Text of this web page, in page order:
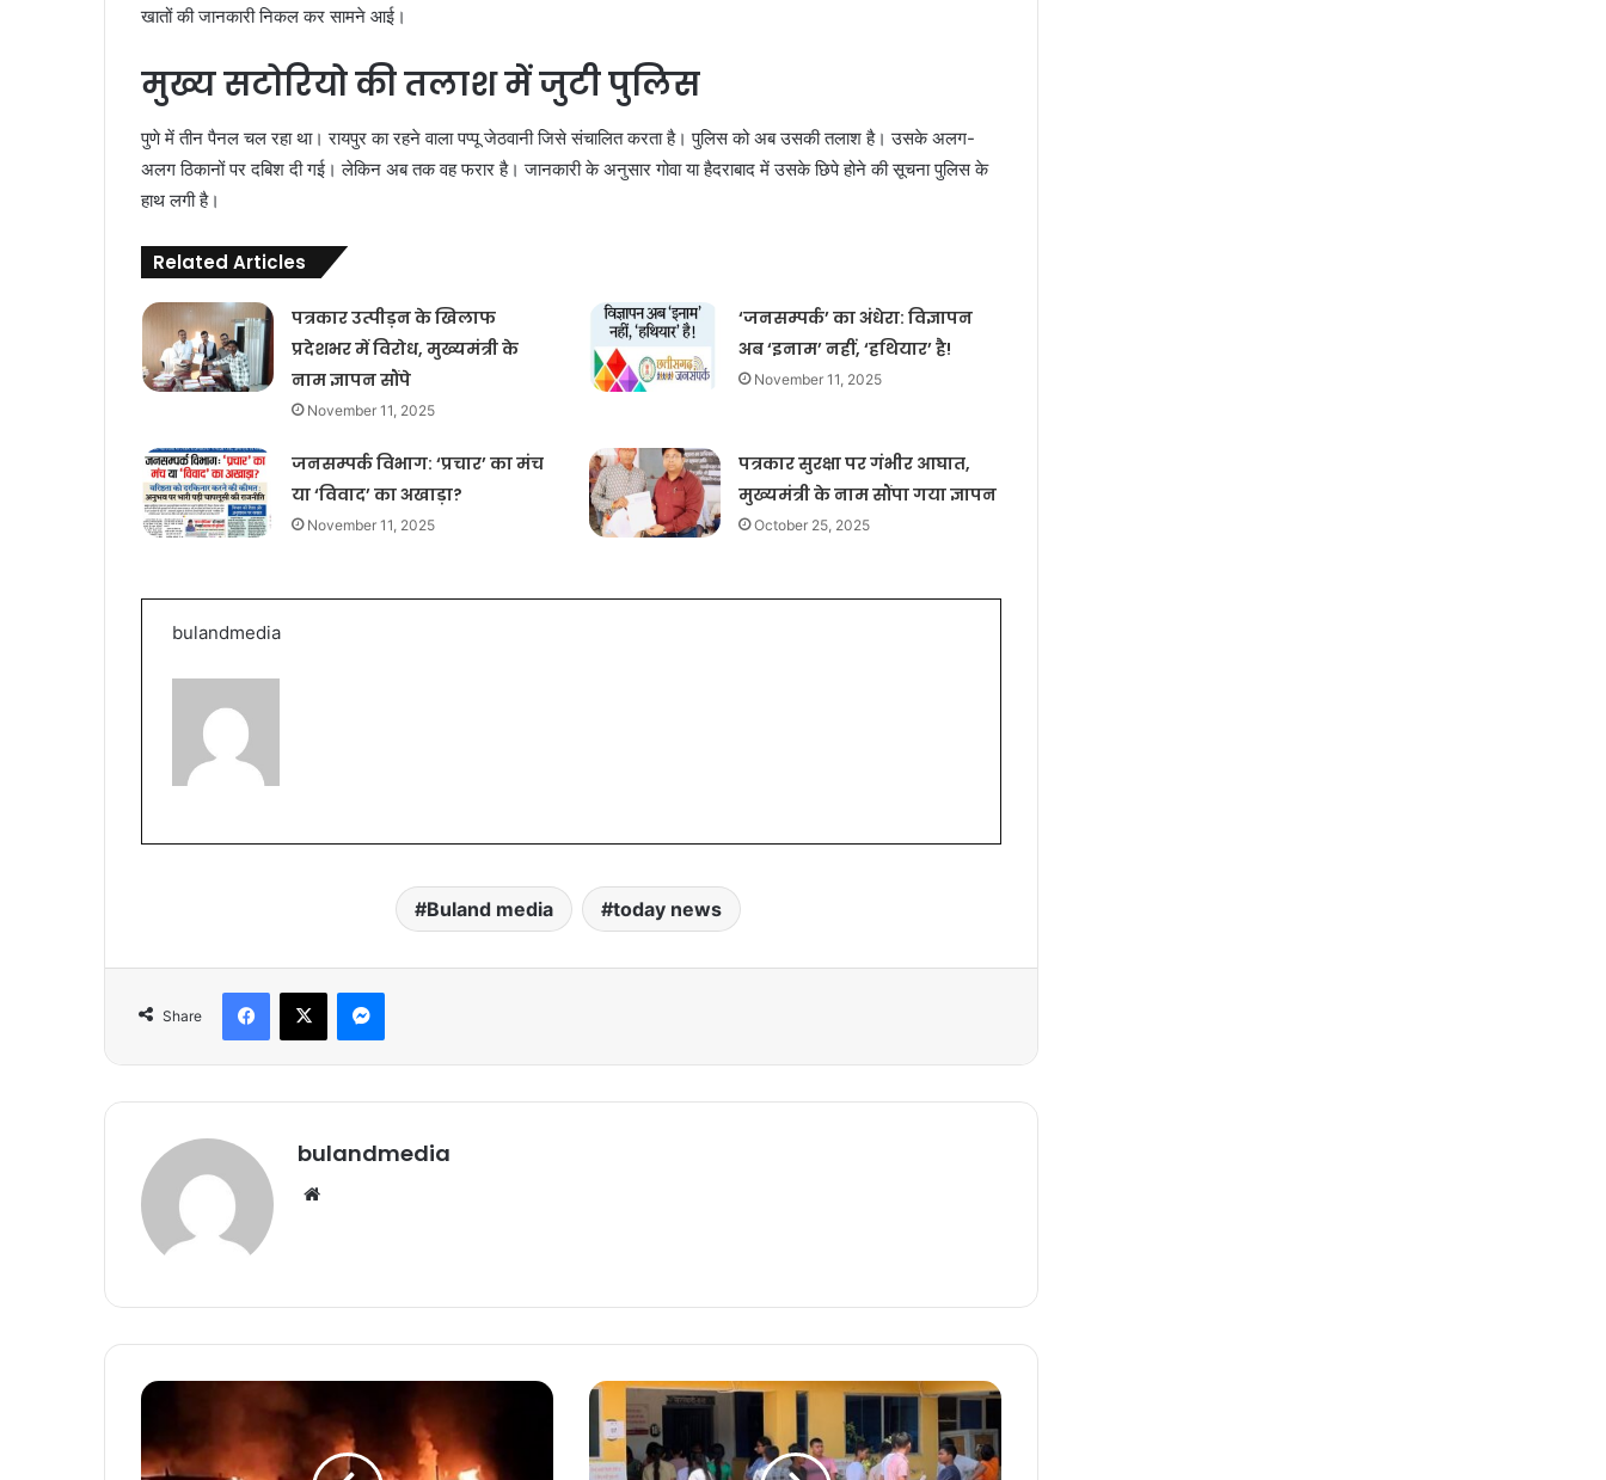
खातों की जानकारी निकल कर सामने आई।
मुख्य सटोरियो की तलाश में जुटी पुलिस
पुणे में तीन पैनल चल रहा था। रायपुर का रहने वाला पप्पू जेठवानी जिसे संचालित करता है। पुलिस को अब उसकी तलाश है। उसके अलग-
अलग ठिकानों पर दबिश दी गई। लेकिन अब तक वह फरार है। जानकारी के अनुसार गोवा या हैदराबाद में उसके छिपे होने की सूचना पुलिस के
हाथ लगी है।
Related Articles
पत्रकार उत्पीड़न के खिलाफ
प्रदेशभर में विरोध, मुख्यमंत्री के
नाम ज्ञापन सौंपे
November 11, 2025
‘जनसम्पर्क’ का अंधेरा: विज्ञापन
अब ‘इनाम’ नहीं, ‘हथियार’ है!
November 11, 2025
जनसम्पर्क विभाग: ‘प्रचार’ का मंच
या ‘विवाद’ का अखाड़ा?
November 11, 2025
पत्रकार सुरक्षा पर गंभीर आघात,
मुख्यमंत्री के नाम सौंपा गया ज्ञापन
October 25, 2025
bulandmedia
Buland media today news
Share
Facebook
X Messenger
bulandmedia
रेलवे
के
वेटिंग
परीक्षार्थी
बोले-
फिजिक्स-
बायो